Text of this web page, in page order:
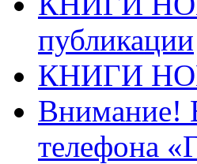
публикации
КНИГИ
Внимание!
телефона